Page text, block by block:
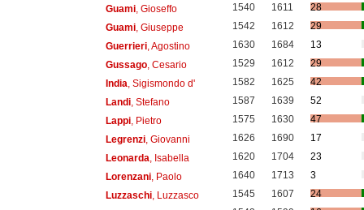
Guami, Gioseffo 1540 1611
28
Guami, Giuseppe 1542 1612
29
Guerrieri, Agostino 1630 1684
13
Gussago, Cesario 1529 1612
29
India, Sigismondo d' 1582 1625
42
Landi, Stefano 1587 1639
52
Lappi, Pietro 1575 1630
47
Legrenzi, Giovanni 1626 1690
17
Leonarda, Isabella 1620 1704
23
Lorenzani, Paolo 1640 1713
3
Luzzaschi, Luzzasco 1545 1607
24